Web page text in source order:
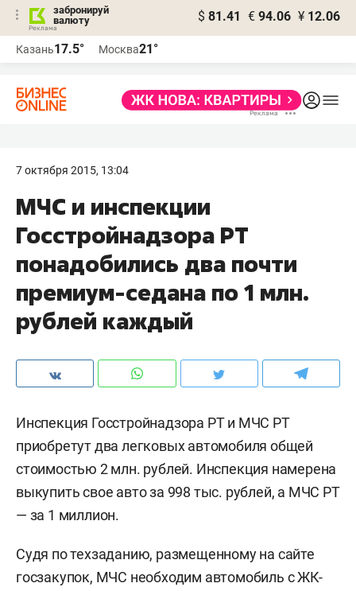
забронируй
валюту
$ 81.41 € 94.06 ¥ 12.06
Казань17.5° Москва21°
7 октября 2015, 13:04
МЧС и инспекции
Госстройнадзора РТ
понадобились два почти
премиум-седана по 1 млн.
рублей каждый
Инспекция Госстройнадзора РТ и МЧС РТ
приобретут два легковых автомобиля общей
стоимостью 2 млн. рублей. Инспекция намерена
выкупить свое авто за 998 тыс. рублей, а МЧС РТ
— за 1 миллион.
Судя по техзаданию, размещенному на сайте
госзакупок, МЧС необходим автомобиль с ЖК-